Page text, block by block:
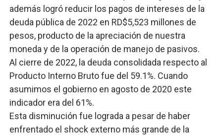
además logró reducir los pagos de intereses de la
deuda pública de 2022 en RD$5,523 millones de
pesos, producto de la apreciación de nuestra
moneda y de la operación de manejo de pasivos.
Al cierre de 2022, la deuda consolidada respecto al
Producto Interno Bruto fue del 59.1%. Cuando
asumimos el gobierno en agosto de 2020 este
indicador era del 61%.
Esta disminución fue lograda a pesar de haber
enfrentado el shock externo más grande de la